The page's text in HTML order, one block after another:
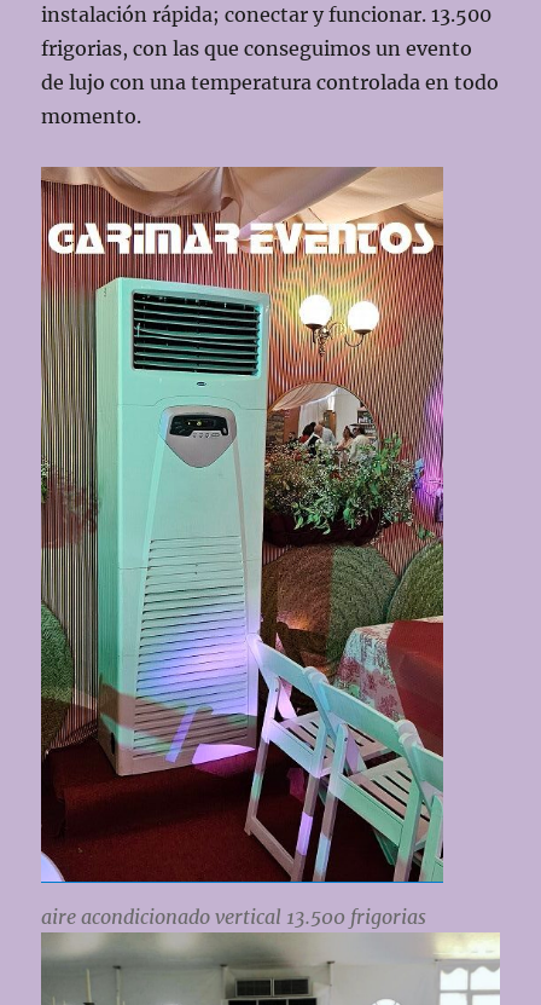
instalación rápida; conectar y funcionar. 13.500
frigorias, con las que conseguimos un evento
de lujo con una temperatura controlada en todo
momento.
aire acondicionado vertical 13.500 frigorias